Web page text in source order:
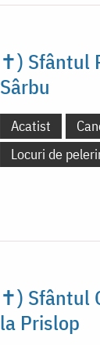
✝) Sfântul
Sârbu
Acatist
Locuri de
✝) Sfântul
la Prislop